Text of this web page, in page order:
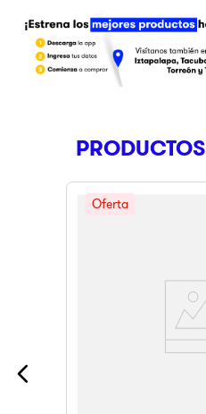
PRODUCTOS